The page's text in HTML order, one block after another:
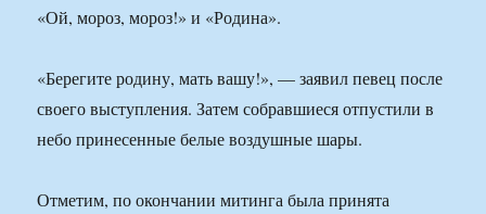
«Ой, мороз, мороз!» и «Родина».
«Берегите родину, мать вашу!», — заявил певец после
своего выступления. Затем собравшиеся отпустили в
небо принесенные белые воздушные шары.
Отметим, по окончании митинга была принята